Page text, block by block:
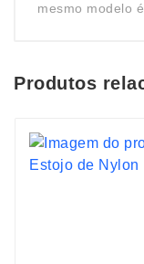
mesmo modelo
Produtos